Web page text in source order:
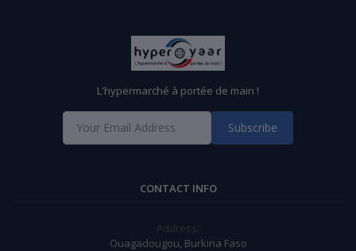
L'hypermarché à portée de main !
Subscribe
CONTACT INFO
Address:
Ouagadougou, Burkina Faso